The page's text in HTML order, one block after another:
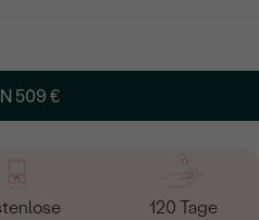
509 €
120 Tage